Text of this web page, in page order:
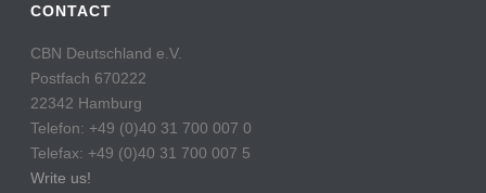
CONTACT
CBN Deutschland e.V.
Postfach 670222
22342 Hamburg
Telefon: +49 (0)40 31 700 007 0
Telefax: +49 (0)40 31 700 007 5
Write us!